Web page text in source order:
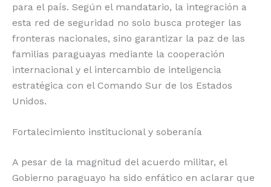
para el país. Según el mandatario, la integración a
esta red de seguridad no solo busca proteger las
fronteras nacionales, sino garantizar la paz de las
familias paraguayas mediante la cooperación
internacional y el intercambio de inteligencia
estratégica con el Comando Sur de los Estados
Unidos.
Fortalecimiento institucional y soberanía
A pesar de la magnitud del acuerdo militar, el
Gobierno paraguayo ha sido enfático en aclarar que